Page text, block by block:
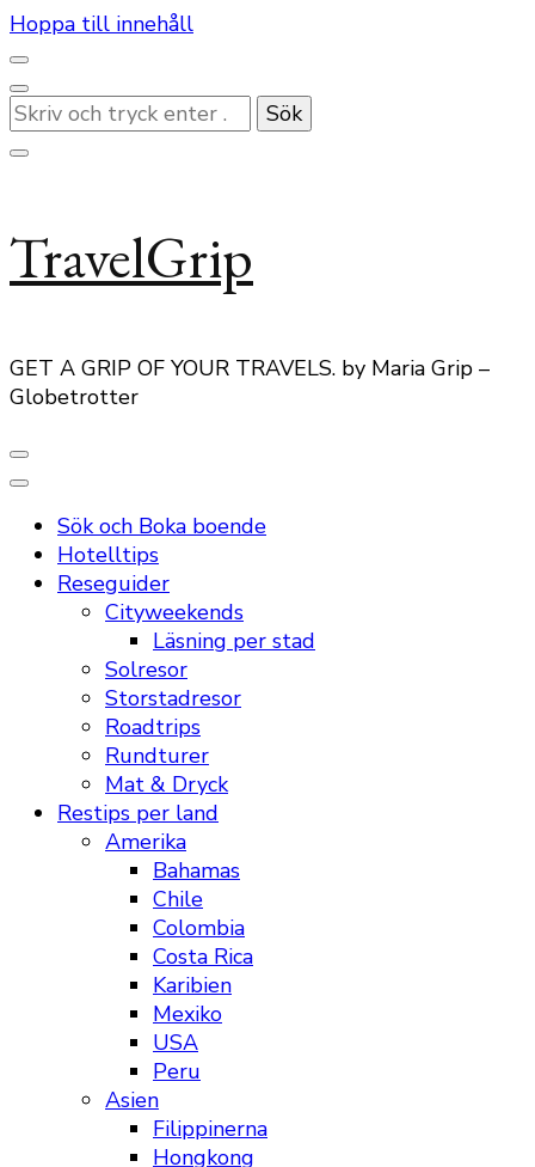
Hoppa till innehåll
Letar
du
efter
TravelGrip
GET A GRIP OF YOUR TRAVELS. by Maria Grip –
Globetrotter
Sök och Boka boende
Hotelltips
Reseguider
Cityweekends
Läsning per stad
Solresor
Storstadresor
Roadtrips
Rundturer
Mat & Dryck
Restips per land
Amerika
Bahamas
Chile
Colombia
Costa Rica
Karibien
Mexiko
USA
Peru
Asien
Filippinerna
Hongkong